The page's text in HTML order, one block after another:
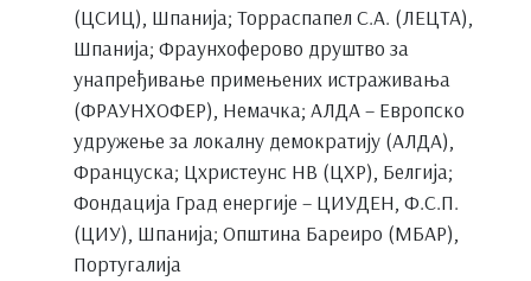
(ЦСИЦ), Шпанија; Торраспапел С.А. (ЛЕЦТА),
Шпанија; Фраунхоферово друштво за
унапређивање примењених истраживања
(ФРАУНХОФЕР), Немачка; АЛДА – Европско
удружење за локалну демократију (АЛДА),
Француска; Цхристеyнс НВ (ЦХР), Белгија;
Фондација Град енергије – ЦИУДЕН, Ф.С.П.
(ЦИУ), Шпанија; Општина Бареиро (МБАР),
Португалија